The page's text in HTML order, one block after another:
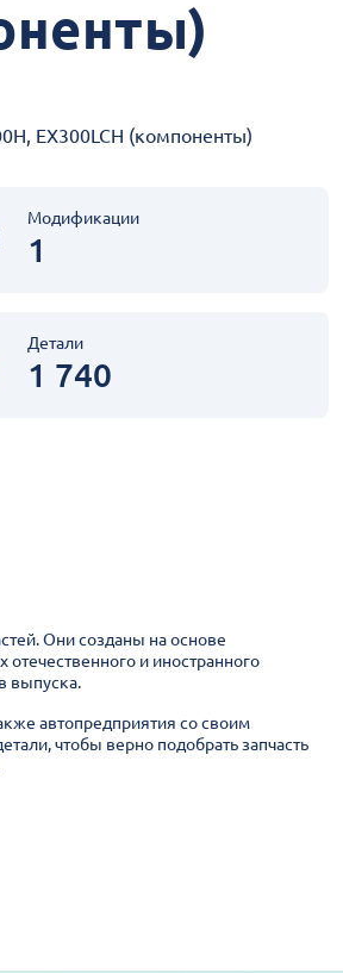
EX300LCH (компоненты)
Модификации
1
Детали
1 740
Они созданы на основе
и иностранного
выпуска.
автопредприятия со своим
чтобы верно подобрать запчасть